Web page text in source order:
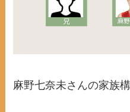
麻野七奈未さんの家族